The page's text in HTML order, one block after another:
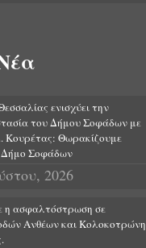
ενισχύει την
του Δήμου Σοφάδων με
Κουρέτας: Θωρακίζουμε
Σοφάδων
2026
η ασφαλτόστρωση σε
Ανθέων και Κολοκοτρώνη